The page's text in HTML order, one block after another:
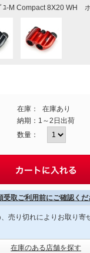
ﾞﾕ-M Compact 8X20 WH
在庫：
在庫あり
納期： 1～2日出荷
数量：
受取ご利用前にご確認くだ
売り切れによりお取り寄
在庫のある店舗を探す